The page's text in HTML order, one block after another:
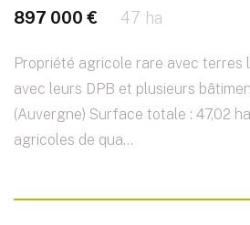
897 000 € 47 ha
Propriété agricole rare avec terres
avec leurs DPB et plusieurs
(Auvergne) Surface totale : 47,02
agricoles de qua...